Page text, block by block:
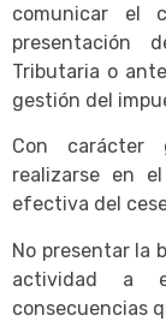
comunicar el
presentación
Tributaria o
gestión del
Con carácter
realizarse en
efectiva del
No presentar la
actividad a
consecuencias